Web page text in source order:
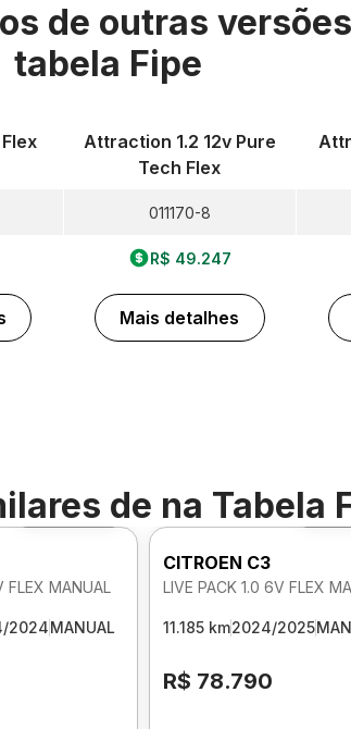
de outras
tabela Fipe
Attraction 1.2 12v Pure
Tech Flex
011170-8
R$ 49.247
Mais detalhes
de na Tabela
Foto 360º
FLEX MANUAL
2024MANUAL
CITROEN C3
LIVE PACK 1.0 6V FLEX
11.185 km2024/2025
R$ 78.790